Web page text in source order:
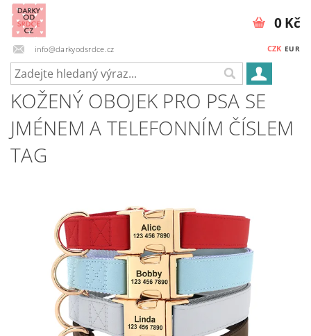
info@darkyodsrdce.cz CZK EUR
0 Kč
KOŽENÝ OBOJEK PRO PSA SE
JMÉNEM A TELEFONNÍM ČÍSLEM
TAG